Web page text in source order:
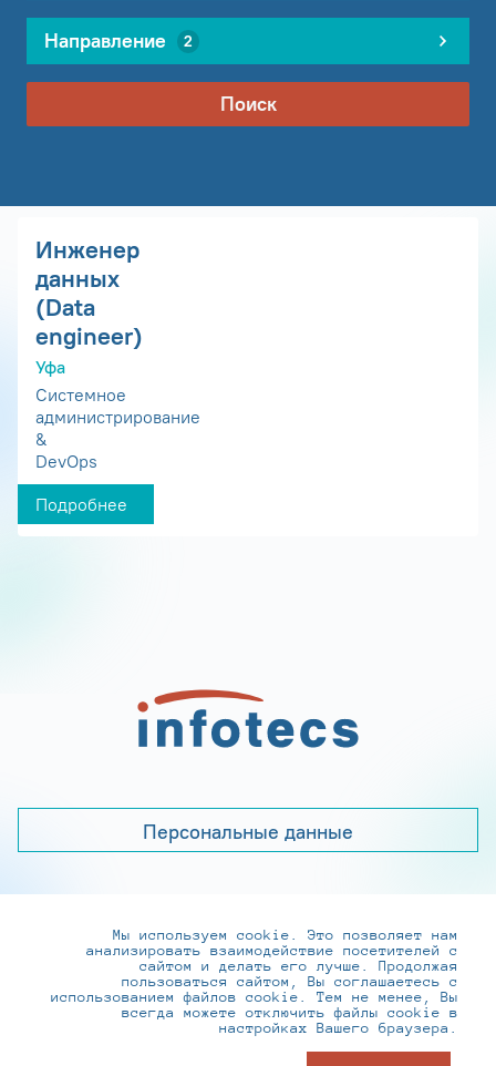
Направление 2
Поиск
Инженер
данных
(Data
engineer)
Уфа
Системное
администрирование
&
DevOps
Подробнее
Персональные данные
+7 (495) 737-6192, 8-800-250-0-260
practice@infotecs.ru,hr@infotecs.ru
127273, г. Москва, Отрадная ул., 2Б строение 1
Мы используем cookie. Это позволяет нам
анализировать взаимодействие посетителей с
сайтом и делать его лучше. Продолжая
пользоваться сайтом, Вы соглашаетесь с
использованием файлов cookie. Тем не менее, Вы
всегда можете отключить файлы cookie в
настройках Вашего браузера.